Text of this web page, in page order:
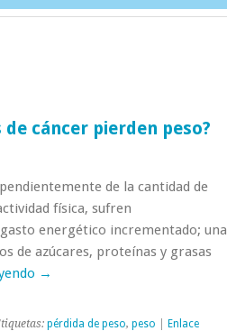
cáncer pierden peso?
de la cantidad de
física, sufren
energético incrementado; una
de azúcares, proteínas y grasas
→
pérdida de peso, peso
Enlace